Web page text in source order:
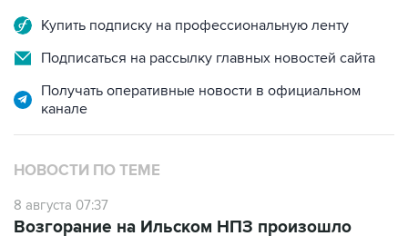
Купить подписку на профессиональную ленту
Подписаться на рассылку главных новостей сайта
Получать оперативные новости в официальном
канале
НОВОСТИ ПО ТЕМЕ
8 августа 07:37
Возгорание на Ильском НПЗ произошло